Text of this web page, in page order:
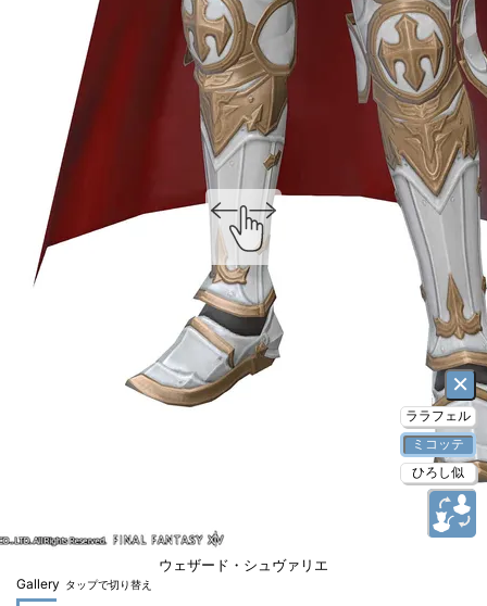
ウェザード・シュヴァリエ
×
ララフェル
ミコッテ
ひろし似
Gallery タップで切り替え